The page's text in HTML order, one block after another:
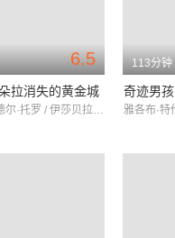
6.5
拉消失的黄金城
本尼西奥·德尔·托罗 / 伊莎贝拉·莫塞德 / 迪·布莱德利·贝克
113分钟
奇迹男孩